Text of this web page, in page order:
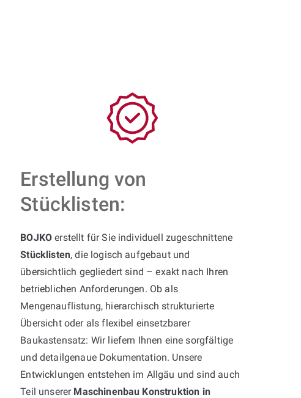
Erstellung von
Stücklisten:
BOJKO erstellt für Sie individuell zugeschnittene
Stücklisten, die logisch aufgebaut und
übersichtlich gegliedert sind – exakt nach Ihren
betrieblichen Anforderungen. Ob als
Mengenauflistung, hierarchisch strukturierte
Übersicht oder als flexibel einsetzbarer
Baukastensatz: Wir liefern Ihnen eine sorgfältige
und detailgenaue Dokumentation. Unsere
Entwicklungen entstehen im Allgäu und sind auch
Teil unserer Maschinenbau Konstruktion in